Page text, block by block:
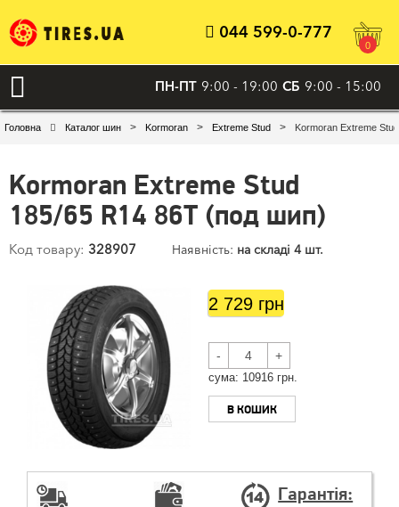
044 599-0-777
0
ПН-ПТ 9:00 - 19:00 СБ 9:00 - 15:00
Головна Каталог шин > Kormoran > Extreme Stud > Kormoran Extreme
Kormoran Extreme Stud
185/65 R14 86T (под шип)
Код товару: 328907 Наявність: на складі 4 шт.
2 729 грн
- +
сума: 10916 грн.
В КОШИК
Гарантія: